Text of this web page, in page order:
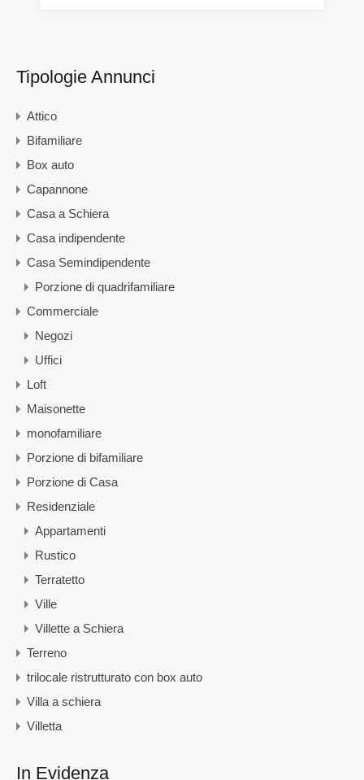
Tipologie Annunci
Attico
Bifamiliare
Box auto
Capannone
Casa a Schiera
Casa indipendente
Casa Semindipendente
Porzione di quadrifamiliare
Commerciale
Negozi
Uffici
Loft
Maisonette
monofamiliare
Porzione di bifamiliare
Porzione di Casa
Residenziale
Appartamenti
Rustico
Terratetto
Ville
Villette a Schiera
Terreno
trilocale ristrutturato con box auto
Villa a schiera
Villetta
In Evidenza